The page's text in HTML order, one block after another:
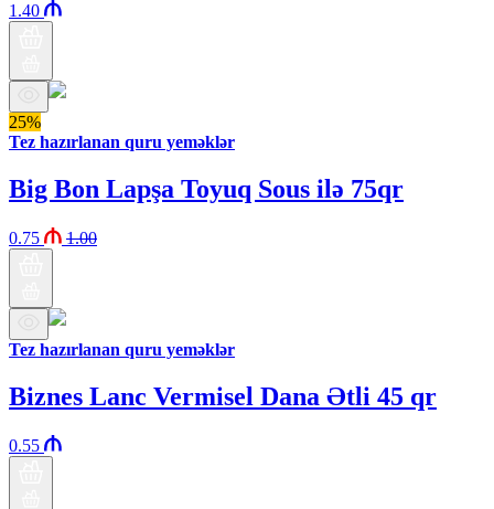
1.40
25%
Tez hazırlanan quru yeməklər
Big Bon Lapşa Toyuq Sous ilə 75qr
0.75 1.00
Tez hazırlanan quru yeməklər
Biznes Lanc Vermisel Dana Ətli 45 qr
0.55